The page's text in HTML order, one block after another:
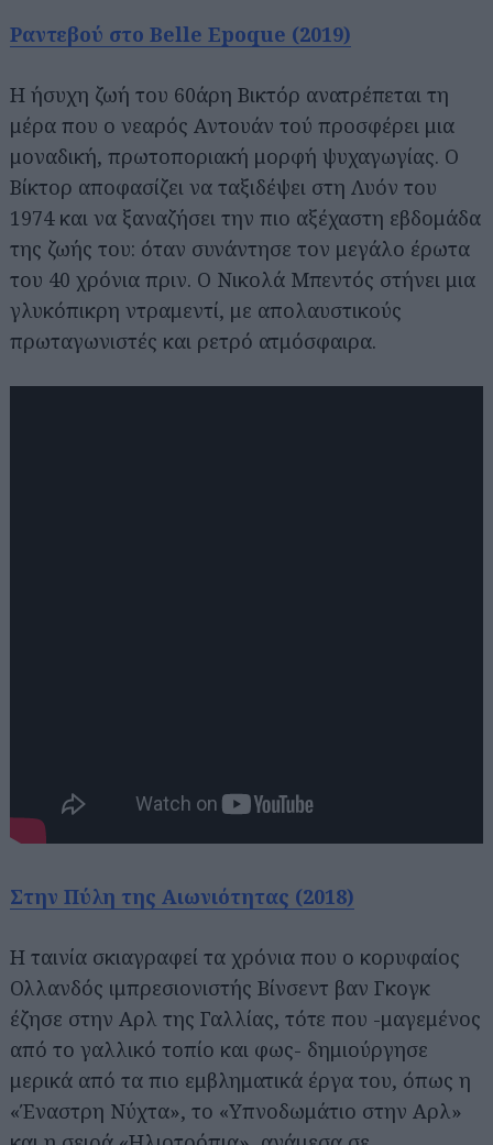
Ραντεβού στο Belle Epoque (2019)
Η ήσυχη ζωή του 60άρη Βικτόρ ανατρέπεται τη
μέρα που ο νεαρός Αντουάν τού προσφέρει μια
μοναδική, πρωτοποριακή μορφή ψυχαγωγίας. Ο
Βίκτορ αποφασίζει να ταξιδέψει στη Λυόν του
1974 και να ξαναζήσει την πιο αξέχαστη εβδομάδα
της ζωής του: όταν συνάντησε τον μεγάλο έρωτα
του 40 χρόνια πριν. Ο Νικολά Μπεντός στήνει μια
γλυκόπικρη ντραμεντί, με απολαυστικούς
πρωταγωνιστές και ρετρό ατμόσφαιρα.
Στην Πύλη της Αιωνιότητας (2018)
Η ταινία σκιαγραφεί τα χρόνια που ο κορυφαίος
Ολλανδός ιμπρεσιονιστής Βίνσεντ βαν Γκογκ
έζησε στην Αρλ της Γαλλίας, τότε που -μαγεμένος
από το γαλλικό τοπίο και φως- δημιούργησε
μερικά από τα πιο εμβληματικά έργα του, όπως η
«Έναστρη Νύχτα», το «Υπνοδωμάτιο στην Αρλ»